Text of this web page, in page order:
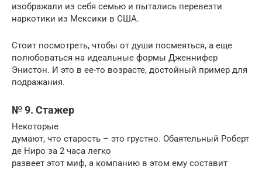
изображали из себя семью и пытались перевезти
наркотики из Мексики в США.
Стоит посмотреть, чтобы от души посмеяться, а еще
полюбоваться на идеальные формы Дженнифер
Энистон. И это в ее-то возрасте, достойный пример для
подражания.
№ 9. Стажер
Некоторые
думают, что старость – это грустно. Обаятельный Роберт
де Ниро за 2 часа легко
развеет этот миф, а компанию в этом ему составит